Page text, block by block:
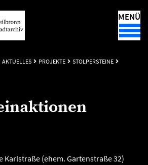
MENÜ
AKTUELLES PROJEKTE
STOLPERSTEINE
Karlstraße (ehem. Gartenstraße 32)